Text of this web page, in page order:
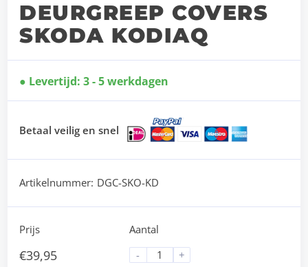
DEURGREEP COVERS
SKODA KODIAQ
Levertijd: 3 - 5 werkdagen
Betaal veilig en snel
Artikelnummer: DGC-SKO-KD
Prijs
€39,95
Aantal
-
+